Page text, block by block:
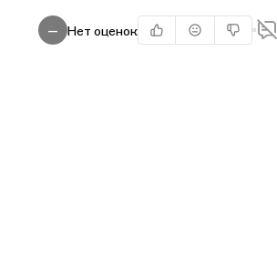
— Нет оценок